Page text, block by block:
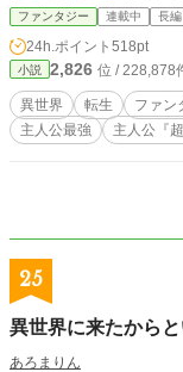
まさかのぐうた
生まれ
ゃん。」 かくして、生まれながらにして世界最強クラスのポ
テンシ
っちぎ
と変身。 「世界を見たい。自分の力がどこまで通じ
してみたい——」 人間のふ
て“魔
ていくことになる。
さで冒
×ほの
ファンタジー 連載中 長編
24h.ポイント 518pt
小説 2,826 位 / 228,878
異世界 転生 ファン
主人公最強
主人公『
25
異世界に来たから
あろまりん